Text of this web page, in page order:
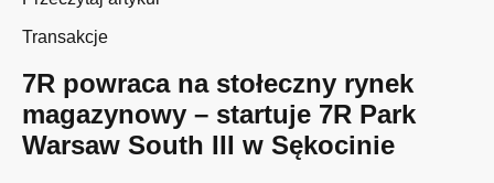
Transakcje
7R powraca na stołeczny rynek
magazynowy – startuje 7R Park
Warsaw South III w Sękocinie